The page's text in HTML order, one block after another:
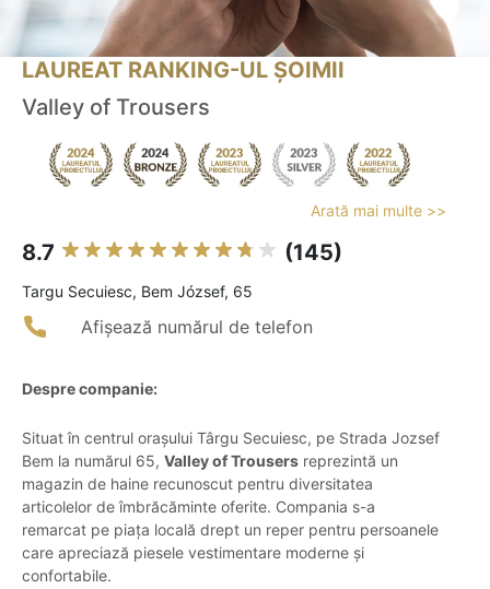
LAUREAT RANKING-UL ȘOIMII
Valley of Trousers
Arată mai multe >>
8.7 (145)
Targu Secuiesc, Bem József, 65
Afișează numărul de telefon
Despre companie:
Situat în centrul orașului Târgu Secuiesc, pe Strada Jozsef
Bem la numărul 65, Valley of Trousers reprezintă un
magazin de haine recunoscut pentru diversitatea
articolelor de îmbrăcăminte oferite. Compania s-a
remarcat pe piața locală drept un reper pentru persoanele
care apreciază piesele vestimentare moderne și
confortabile.